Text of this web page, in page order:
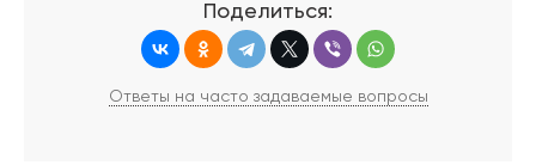
Поделиться:
Ответы на часто задаваемые вопросы